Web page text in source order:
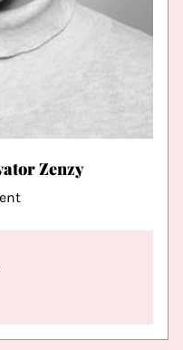
Zenzy